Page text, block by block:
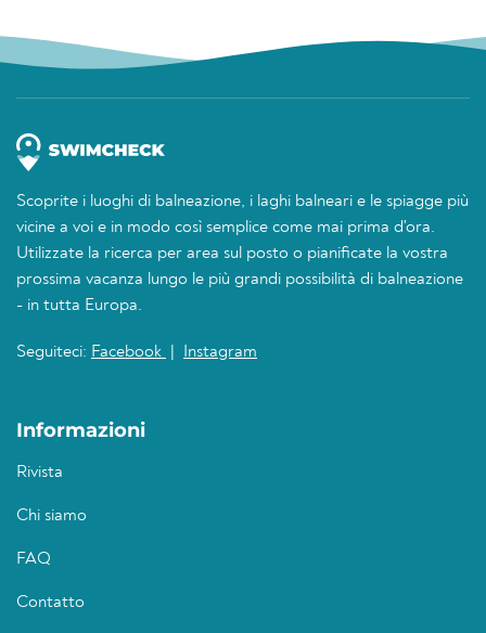
Scoprite i luoghi di balneazione, i laghi balneari e le spiagge più
vicine a voi e in modo così semplice come mai prima d'ora.
Utilizzate la ricerca per area sul posto o pianificate la vostra
prossima vacanza lungo le più grandi possibilità di balneazione
- in tutta Europa.
Seguiteci: Facebook Instagram
Informazioni
Rivista
Chi siamo
FAQ
Contatto